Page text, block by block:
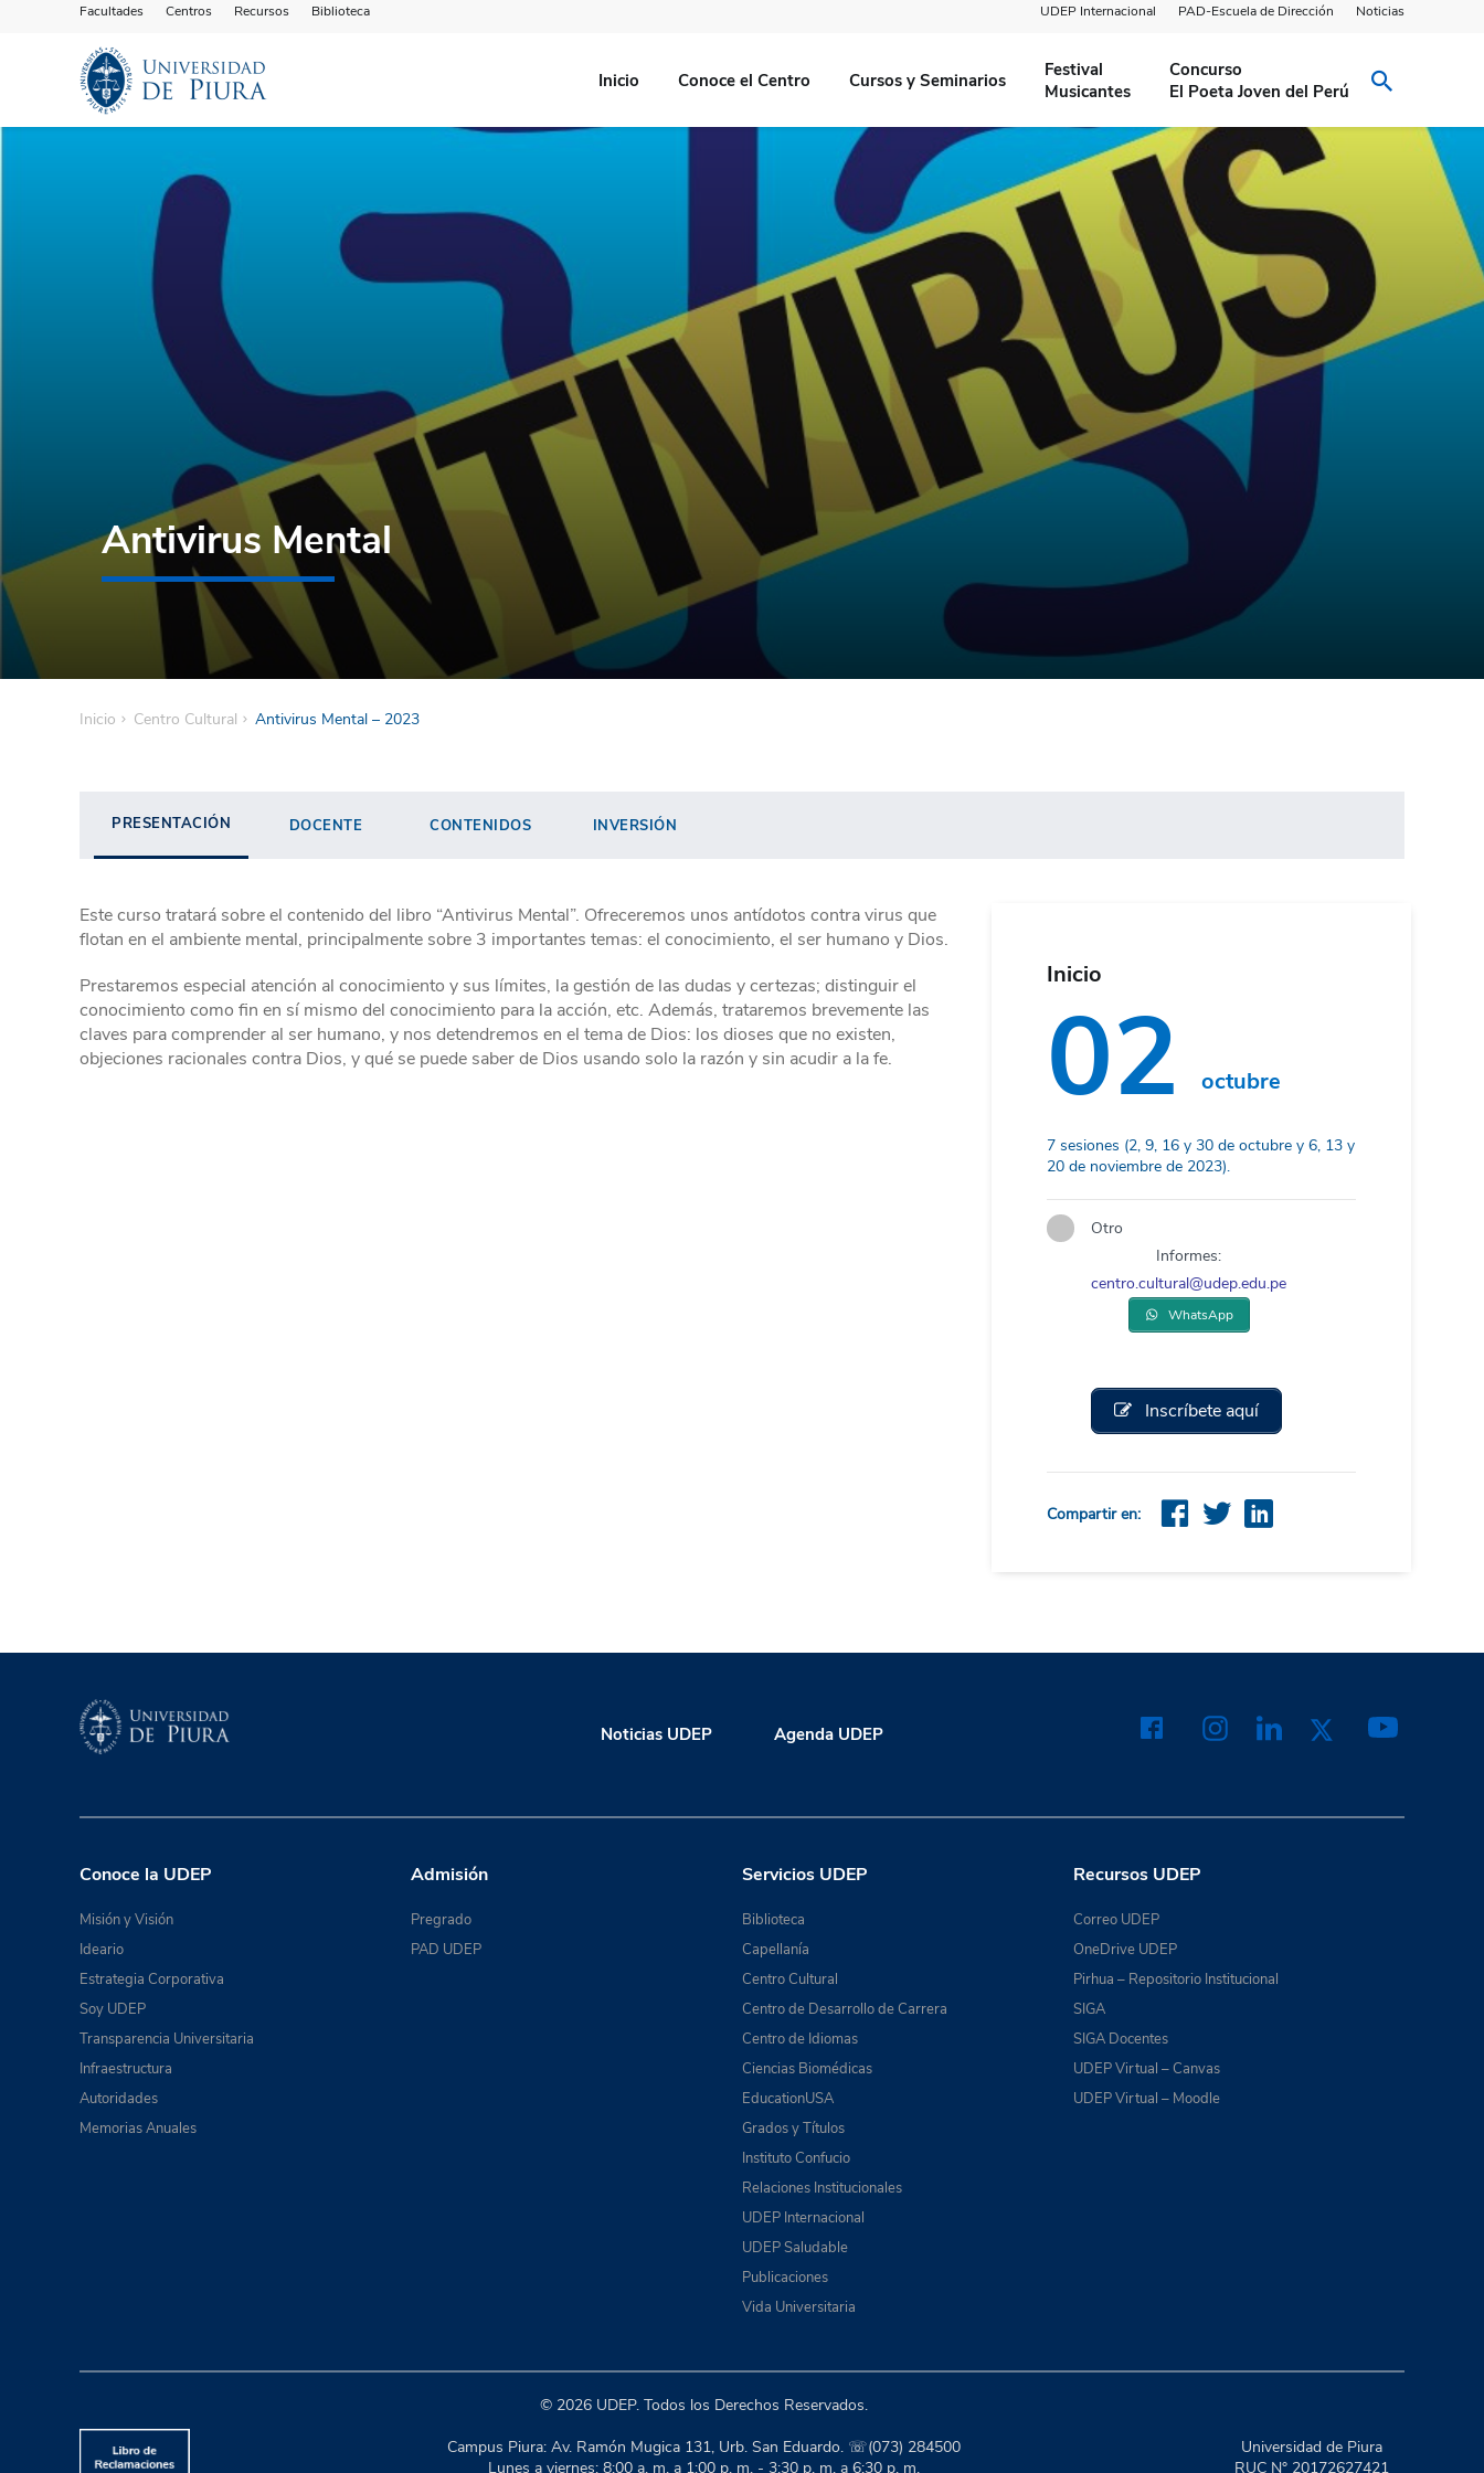
Facultades Centros Recursos Biblioteca UDEP Internacional PAD-Escuela de Dirección Noticias
Inicio Conoce el Centro Cursos y Seminarios
Festival
Musicantes
Concurso
El Poeta Joven del Perú
Antivirus Mental
Inicio Centro Cultural Antivirus Mental – 2023
PRESENTACIÓN DOCENTE CONTENIDOS INVERSIÓN
Este curso tratará sobre el contenido del libro “Antivirus Mental”. Ofreceremos unos antídotos contra virus que
flotan en el ambiente mental, principalmente sobre 3 importantes temas: el conocimiento, el ser humano y Dios.
Prestaremos especial atención al conocimiento y sus límites, la gestión de las dudas y certezas; distinguir el
conocimiento como fin en sí mismo del conocimiento para la acción, etc. Además, trataremos brevemente las
claves para comprender al ser humano, y nos detendremos en el tema de Dios: los dioses que no existen,
objeciones racionales contra Dios, y qué se puede saber de Dios usando solo la razón y sin acudir a la fe.
Inicio
02 octubre
7 sesiones (2, 9, 16 y 30 de octubre y 6, 13 y
20 de noviembre de 2023).
Otro
Informes:
centro.cultural@udep.edu.pe
WhatsApp
Inscríbete aquí
Compartir en:
Noticias UDEP Agenda UDEP
Conoce la UDEP
Misión y Visión
Ideario
Estrategia Corporativa
Soy UDEP
Transparencia Universitaria
Infraestructura
Autoridades
Memorias Anuales
Admisión
Pregrado
PAD UDEP
Servicios UDEP
Biblioteca
Capellanía
Centro Cultural
Centro de Desarrollo de Carrera
Centro de Idiomas
Ciencias Biomédicas
EducationUSA
Grados y Títulos
Instituto Confucio
Relaciones Institucionales
UDEP Internacional
UDEP Saludable
Publicaciones
Vida Universitaria
Recursos UDEP
Correo UDEP
OneDrive UDEP
Pirhua – Repositorio Institucional
SIGA
SIGA Docentes
UDEP Virtual – Canvas
UDEP Virtual – Moodle
© 2026 UDEP. Todos los Derechos Reservados.
Campus Piura: Av. Ramón Mugica 131, Urb. San Eduardo. ☏(073) 284500
Lunes a viernes: 8:00 a. m. a 1:00 p. m. - 3:30 p. m. a 6:30 p. m.
Universidad de Piura
RUC N° 20172627421